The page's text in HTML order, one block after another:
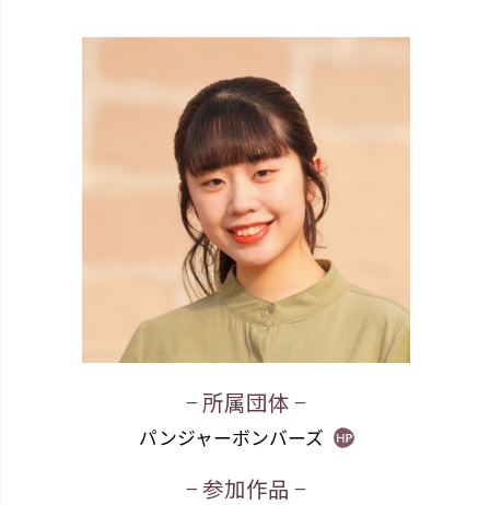
− 所属団体 −
パンジャーボンバーズ
− 参加作品 −